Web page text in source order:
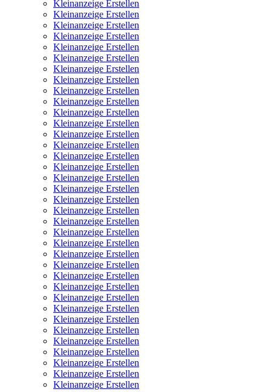
Kleinanzeige Erstellen
Kleinanzeige Erstellen
Kleinanzeige Erstellen
Kleinanzeige Erstellen
Kleinanzeige Erstellen
Kleinanzeige Erstellen
Kleinanzeige Erstellen
Kleinanzeige Erstellen
Kleinanzeige Erstellen
Kleinanzeige Erstellen
Kleinanzeige Erstellen
Kleinanzeige Erstellen
Kleinanzeige Erstellen
Kleinanzeige Erstellen
Kleinanzeige Erstellen
Kleinanzeige Erstellen
Kleinanzeige Erstellen
Kleinanzeige Erstellen
Kleinanzeige Erstellen
Kleinanzeige Erstellen
Kleinanzeige Erstellen
Kleinanzeige Erstellen
Kleinanzeige Erstellen
Kleinanzeige Erstellen
Kleinanzeige Erstellen
Kleinanzeige Erstellen
Kleinanzeige Erstellen
Kleinanzeige Erstellen
Kleinanzeige Erstellen
Kleinanzeige Erstellen
Kleinanzeige Erstellen
Kleinanzeige Erstellen
Kleinanzeige Erstellen
Kleinanzeige Erstellen
Kleinanzeige Erstellen
Kleinanzeige Erstellen